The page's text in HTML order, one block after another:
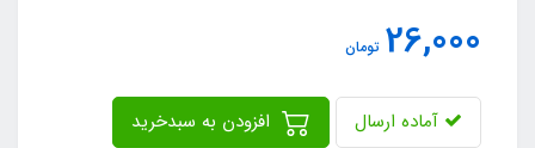
26,000 تومان
آماده ارسال